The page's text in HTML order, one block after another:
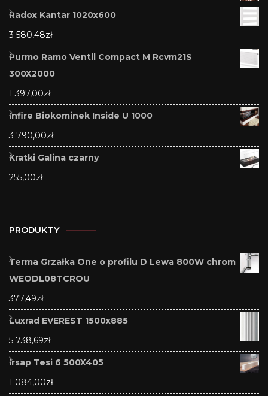
Radox Kantar 1020x600
3 580,48zł
Purmo Ramo Ventil Compact M Rcvm21S
300X2000
1 397,00zł
Infire Biokominek Inside U 1000
3 790,00zł
Kratki Galina czarny
255,00zł
PRODUKTY
Terma Grzałka One o profilu D Lewa 800W chrom
WEODL08TCROU
377,49zł
Luxrad EVEREST 1500x885
5 738,69zł
Irsap Tesi 6 500X405
1 084,00zł